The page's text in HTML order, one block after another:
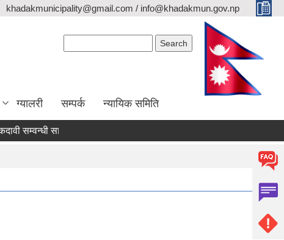
khadakmunicipality@gmail.com / info@khadakmun.gov.np
ग्यालरी सम्पर्क न्यायिक समिति
सार्वजनिक सूचना